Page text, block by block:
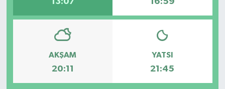
AKŞAM
20:11
YATSI
21:45